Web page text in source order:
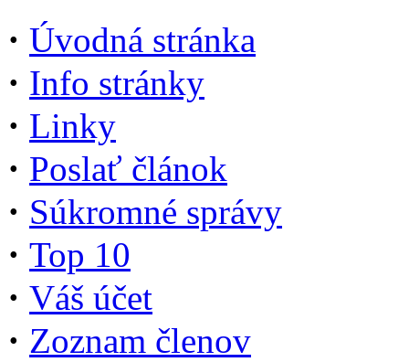
· Úvodná stránka
· Info stránky
· Linky
· Poslať článok
· Súkromné správy
· Top 10
· Váš účet
· Zoznam členov